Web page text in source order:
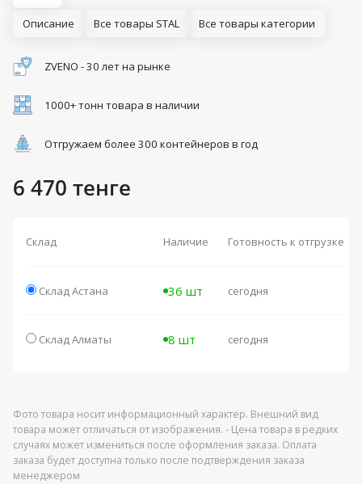
Описание Все товары STAL Все товары категории
ZVENO - 30 лет на рынке
1000+ тонн товара в наличии
Отгружаем более 300 контейнеров в год
6 470 тенге
Склад Наличие Готовность к отгрузке
Склад Астана 36 шт сегодня
Склад Алматы 8 шт сегодня
Фото товара носит информационный характер. Внешний вид
товара может отличаться от изображения. - Цена товара в редких
случаях может измениться после оформления заказа. Оплата
заказа будет доступна только после подтверждения заказа
менеджером